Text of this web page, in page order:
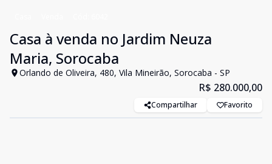
Casa à venda no Jardim Neuza
Maria, Sorocaba
Orlando de Oliveira, 480, Vila Mineirão, Sorocaba - SP
R$ 280.000,00
Compartilhar Favorito